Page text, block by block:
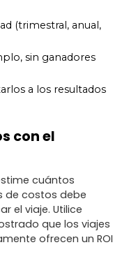
(trimestral, anual,
sin ganadores
a los resultados
con el
cuántos
de costos debe
el viaje. Utilice
que los viajes
ofrecen un ROI